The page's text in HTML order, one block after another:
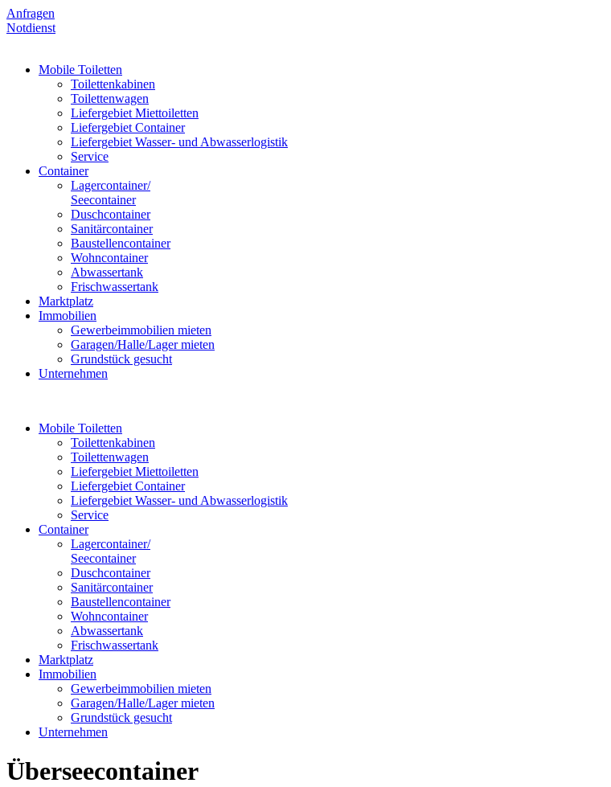
Anfragen
Notdienst
Mobile Toiletten
Toilettenkabinen
Toilettenwagen
Liefergebiet Miettoiletten
Liefergebiet Container
Liefergebiet Wasser- und Abwasserlogistik
Service
Container
Lagercontainer/
Seecontainer
Duschcontainer
Sanitärcontainer
Baustellencontainer
Wohncontainer
Abwassertank
Frischwassertank
Marktplatz
Immobilien
Gewerbeimmobilien mieten
Garagen/Halle/Lager mieten
Grundstück gesucht
Unternehmen
Mobile Toiletten
Toilettenkabinen
Toilettenwagen
Liefergebiet Miettoiletten
Liefergebiet Container
Liefergebiet Wasser- und Abwasserlogistik
Service
Container
Lagercontainer/
Seecontainer
Duschcontainer
Sanitärcontainer
Baustellencontainer
Wohncontainer
Abwassertank
Frischwassertank
Marktplatz
Immobilien
Gewerbeimmobilien mieten
Garagen/Halle/Lager mieten
Grundstück gesucht
Unternehmen
Überseecontainer